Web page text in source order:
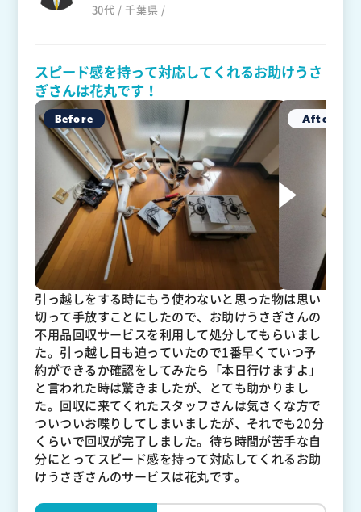
30代 / 千葉県 /
スピード感を持って対応してくれるお助けうさ
ぎさんは花丸です！
引っ越しをする時にもう使わないと思った物は思い
切って手放すことにしたので、お助けうさぎさんの
不用品回収サービスを利用して処分してもらいまし
た。引っ越し日も迫っていたので1番早くていつ予
約ができるか確認をしてみたら「本日行けますよ」
と言われた時は驚きましたが、とても助かりまし
た。回収に来てくれたスタッフさんは気さくな方で
ついついお喋りしてしまいましたが、それでも20分
くらいで回収が完了しました。待ち時間が苦手な自
分にとってスピード感を持って対応してくれるお助
けうさぎさんのサービスは花丸です。